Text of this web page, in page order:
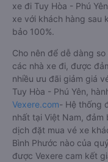
xe đi Tuy Hòa - Phú
xe với khách hàng sau
bảo 100%.
Cho nên để dễ dàng
các nhà xe đi, được
nhiều ưu đãi giảm giá
Tuy Hòa - Phú Yên,
Vexere.com- Hệ thống
nhất tại Việt Nam,
dịch đặt mua vé xe
Bình Phước nào của
được Vexere cam kết